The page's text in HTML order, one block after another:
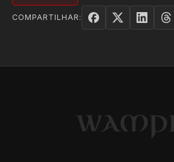
COMPARTILHAR: